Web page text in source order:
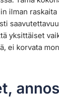
ilman
yksittäiset
ei korvata